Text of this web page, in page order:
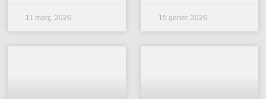
11 març, 2026 15 gener, 2026